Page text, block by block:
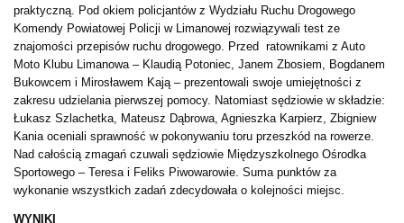
praktyczną. Pod okiem policjantów z Wydziału Ruchu Drogowego
Komendy Powiatowej Policji w Limanowej rozwiązywali test ze
znajomości przepisów ruchu drogowego. Przed ratownikami z Auto
Moto Klubu Limanowa – Klaudią Potoniec, Janem Zbosiem, Bogdanem
Bukowcem i Mirosławem Kają – prezentowali swoje umiejętności z
zakresu udzielania pierwszej pomocy. Natomiast sędziowie w składzie:
Łukasz Szlachetka, Mateusz Dąbrowa, Agnieszka Karpierz, Zbigniew
Kania oceniali sprawność w pokonywaniu toru przeszkód na rowerze.
Nad całością zmagań czuwali sędziowie Międzyszkolnego Ośrodka
Sportowego – Teresa i Feliks Piwowarowie. Suma punktów za
wykonanie wszystkich zadań zdecydowała o kolejności miejsc.
WYNIKI